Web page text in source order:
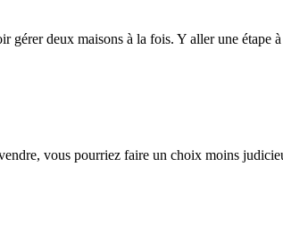
deux maisons à la fois. Y aller une étape
vous pourriez faire un choix moins